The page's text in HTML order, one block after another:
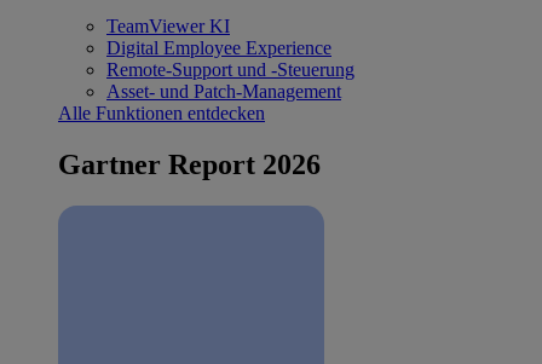
TeamViewer KI
Digital Employee Experience
Remote-Support und -Steuerung
Asset- und Patch-Management
Alle Funktionen entdecken
Gartner Report 2026